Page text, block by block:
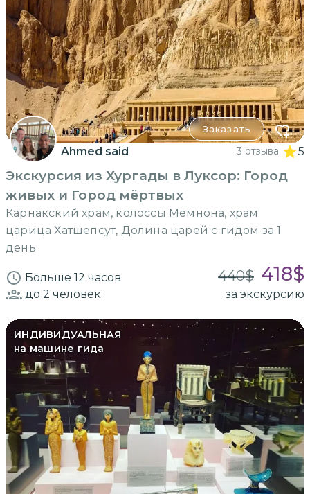
Заказать
Ahmed said 3 отзыва 5
Экскурсия из Хургады в Луксор: Город
живых и Город мёртвых
Карнакский храм, колоссы Мемнона, храм
царица Хатшепсут, Долина царей с гидом за 1
день
Больше 12 часов 440$ 418$
до 2 человек за экскурсию
ИНДИВИДУАЛЬНАЯ
на машине гида